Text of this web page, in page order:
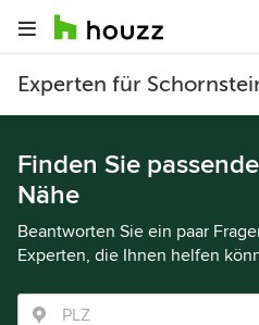
Experten für
Finden Sie
Nähe
Beantworten Sie ein paar
Experten, die Ihnen helfen